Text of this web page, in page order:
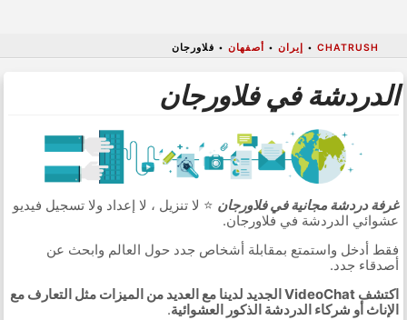
CHATRUSH
• إيران • أصفهان • فلاورجان
الدردشة في فلاورجان
غرفة دردشة مجانية في فلاورجان ⭐ لا تنزيل ، لا إعداد ولا تسجيل فيديو
عشوائي الدردشة في فلاورجان.
فقط أدخل واستمتع بمقابلة أشخاص جدد حول العالم وابحث عن
أصدقاء جدد.
اكتشف VideoChat الجديد لدينا مع العديد من الميزات مثل التعارف مع
الإناث أو شركاء الدردشة الذكور العشوائية.